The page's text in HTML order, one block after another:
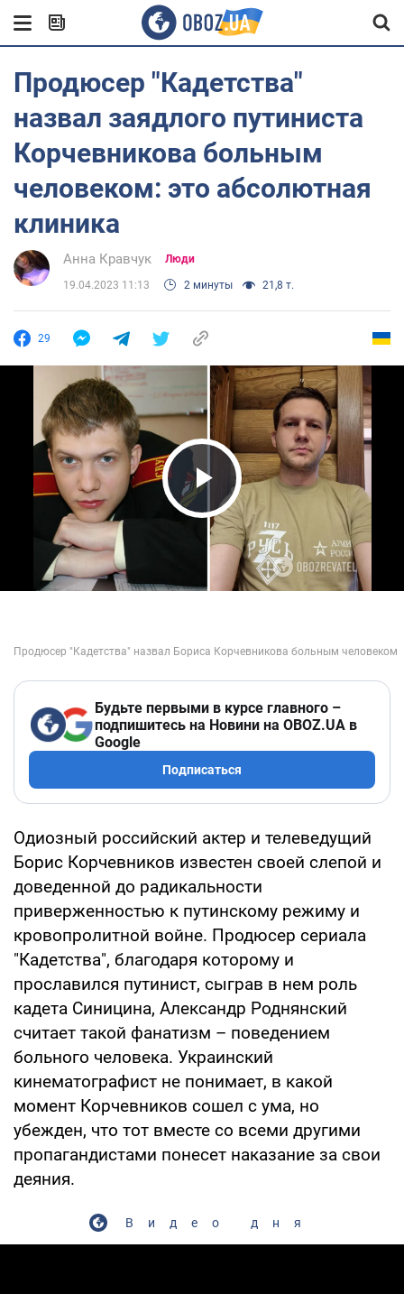
Продюсер "Кадетства"
назвал заядлого путиниста
Корчевникова больным
человеком: это абсолютная
клиника
Анна Кравчук Люди
19.04.2023 11:13 2 минуты 21,8 т.
29
Play Video
Будьте первыми в курсе главного –
подпишитесь на Новини на OBOZ.UA в
Google
Подписаться
Одиозный российский актер и телеведущий
Борис Корчевников известен своей слепой и
доведенной до радикальности
приверженностью к путинскому режиму и
кровопролитной войне. Продюсер сериала
"Кадетства", благодаря которому и
прославился путинист, сыграв в нем роль
кадета Синицина, Александр Роднянский
считает такой фанатизм – поведением
больного человека. Украинский
кинематографист не понимает, в какой
момент Корчевников сошел с ума, но
убежден, что тот вместе со всеми другими
пропагандистами понесет наказание за свои
деяния.
Видео дня